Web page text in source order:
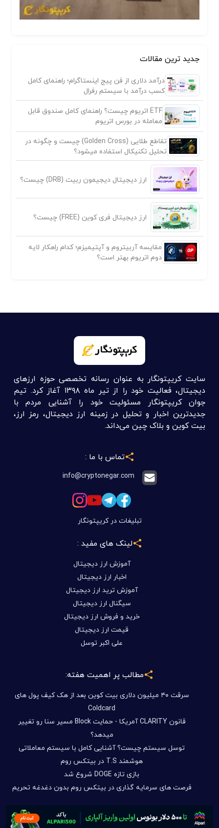
جدید ترین مقالات
درآمد دلاری از فن پیج اینستاگرام؛ راهنمای کامل
کسب درآمد با سیستم رفرال
ETF اتریوم چیست؟ راهنمای کامل صندوق قابل
معامله در بورس اتریوم
تقاطع طلایی (Golden Cross) چیست و چگونه در
تحلیل تکنیکال استفاده میشود؟
ارز دیجیتال دیجیمون ربیت (DRB) چیست؟
ارز دیجیتال فری کوین (FREE) چیست؟
مقایسه آربیتروم و آپتیمیزم؛ کدام راهکار لایه
دوم اتریوم بهتر است؟
سایت کریپتونگار به عنوان رسانه تخصصی حوزه ارزهای
دیجیتال، فعالیت خود را از تیر ماه ۱۳۹۸ آغاز کرد. تیم
جوان کریپتونگار مسئولیت خود را آشنایی مردم با
جدیدترین اخبار و تحلیل در زمینه ارز دیجیتال، رمز ارز،
بیت کوین و بلاک چین می‌داند.
تماس با ما :
info@cryptonegar.com
تبلیغات در کریپتونگار
لینک های مفید :
آموزش ارز دیجیتال
اخبار ارز دیجیتال
آموزش ترید ارز دیجیتال
سیگنال ارز دیجیتال
خرید و فروش ارز دیجیتال
قیمت ارز دیجیتال
علی اکبر توسل
مطالب پر اهمیت هفته:
سرقت ۴۰ میلیون دلاری بیت کوین بعد از هک کیف پول های
Coldcard
قانون CLARITY آمریکا - حمایت Block مسیر سنا رو تغییر
میدهد؟
توسل سیستم چیست؟ آشنایی کامل با سیستم معاملاتی
هوشمند T.S در بیتکس روم
بازی تازه DOGE شروع شد
فرصت های سرمایه گذاری در بیتکس روم بدون دغدغه تحریم